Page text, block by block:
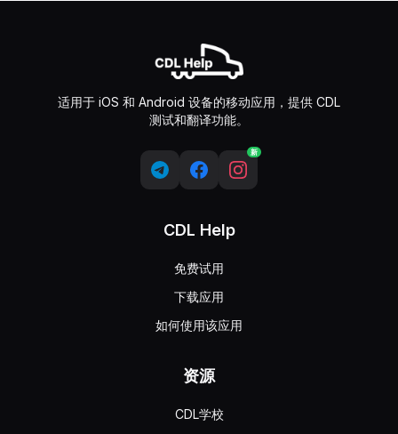
适用于 iOS 和 Android 设备的移动应用，提供 CDL
测试和翻译功能。
新
CDL Help
免费试用
下载应用
如何使用该应用
资源
CDL学校